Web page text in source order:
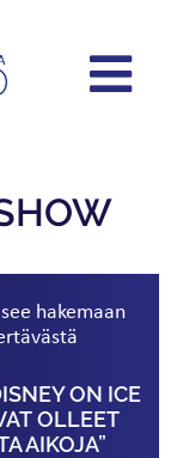
hakemaan
ON ICE
OLLEET
AIKOJA”